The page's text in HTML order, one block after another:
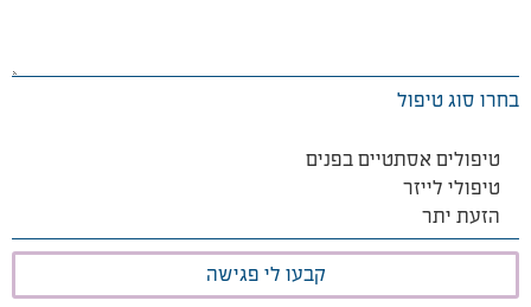
בחרו סוג טיפול
קבעו לי פגישה